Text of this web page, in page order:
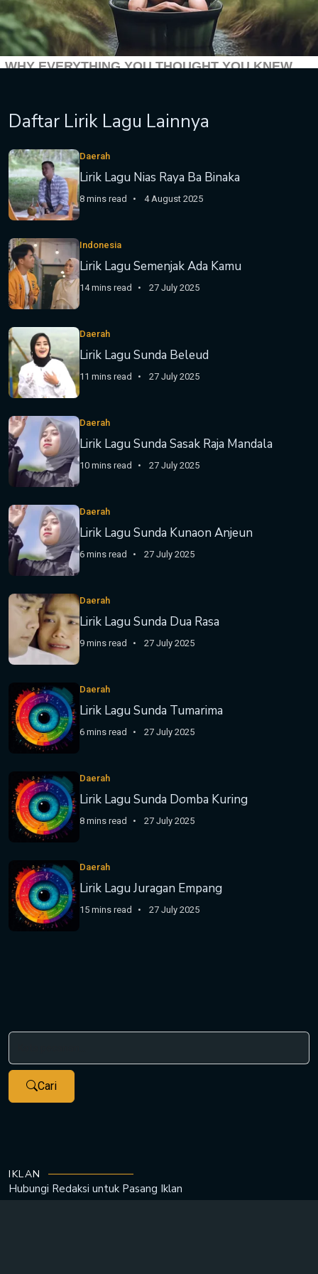
Daftar Lirik Lagu Lainnya
Daerah
Lirik Lagu Nias Raya Ba Binaka
8 mins read 4 August 2025
Indonesia
Lirik Lagu Semenjak Ada Kamu
14 mins read 27 July 2025
Daerah
Lirik Lagu Sunda Beleud
11 mins read 27 July 2025
Daerah
Lirik Lagu Sunda Sasak Raja Mandala
10 mins read 27 July 2025
Daerah
Lirik Lagu Sunda Kunaon Anjeun
6 mins read 27 July 2025
Daerah
Lirik Lagu Sunda Dua Rasa
9 mins read 27 July 2025
Daerah
Lirik Lagu Sunda Tumarima
6 mins read 27 July 2025
Daerah
Lirik Lagu Sunda Domba Kuring
8 mins read 27 July 2025
Daerah
Lirik Lagu Juragan Empang
15 mins read 27 July 2025
Cari
IKLAN
Hubungi Redaksi untuk Pasang Iklan